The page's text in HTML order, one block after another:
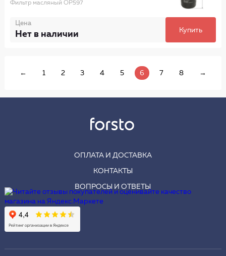
Фильтр масляный OP597
Цена
Нет в наличии Купить
← 1 2 3 4 5 6 7 8 →
ОПЛАТА И ДОСТАВКА
КОНТАКТЫ
ВОПРОСЫ И ОТВЕТЫ